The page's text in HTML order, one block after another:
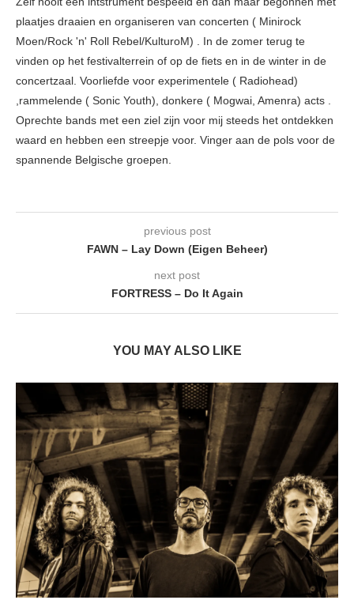
plaatjes draaien en organiseren van concerten ( Minirock
Moen/Rock 'n' Roll Rebel/KulturoM) . In de zomer terug te
vinden op het festivalterrein of op de fiets en in de winter in de
concertzaal. Voorliefde voor experimentele ( Radiohead)
,rammelende ( Sonic Youth), donkere ( Mogwai, Amenra) acts .
Oprechte bands met een ziel zijn voor mij steeds het ontdekken
waard en hebben een streepje voor. Vinger aan de pols voor de
spannende Belgische groepen.
previous post
FAWN – Lay Down (Eigen Beheer)
next post
FORTRESS – Do It Again
YOU MAY ALSO LIKE